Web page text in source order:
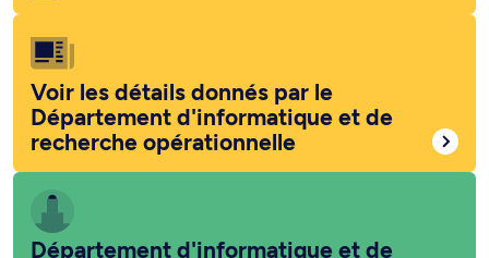
Voir les détails donnés par le
Département d'informatique et de
recherche opérationnelle
Département d'informatique et de